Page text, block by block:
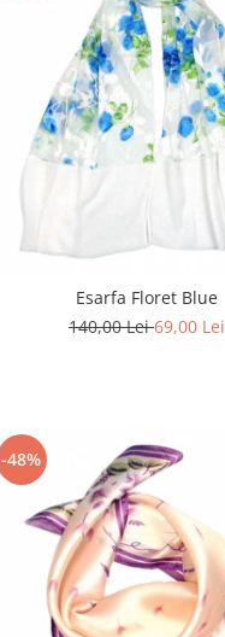
Esarfa Floret Blue
140,00 Lei69,00 Lei
-48%